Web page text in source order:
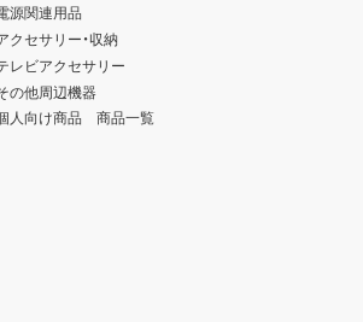
源関連用品
クセサリー・収納
レビアクセサリー
の他周辺機器
人向け商品 商品一覧